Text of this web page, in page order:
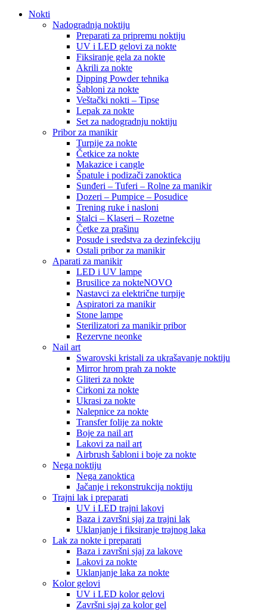
Nokti
Nadogradnja noktiju
Preparati za pripremu noktiju
UV i LED gelovi za nokte
Fiksiranje gela za nokte
Akrili za nokte
Dipping Powder tehnika
Šabloni za nokte
Veštački nokti – Tipse
Lepak za nokte
Set za nadogradnju noktiju
Pribor za manikir
Turpije za nokte
Četkice za nokte
Makazice i cangle
Špatule i podizači zanoktica
Sunđeri – Tuferi – Rolne za manikir
Dozeri – Pumpice – Posudice
Trening ruke i nasloni
Stalci – Klaseri – Rozetne
Četke za prašinu
Posude i sredstva za dezinfekciju
Ostali pribor za manikir
Aparati za manikir
LED i UV lampe
Brusilice za nokteNOVO
Nastavci za električne turpije
Aspiratori za manikir
Stone lampe
Sterilizatori za manikir pribor
Rezervne neonke
Nail art
Swarovski kristali za ukrašavanje noktiju
Mirror hrom prah za nokte
Gliteri za nokte
Cirkoni za nokte
Ukrasi za nokte
Nalepnice za nokte
Transfer folije za nokte
Boje za nail art
Lakovi za nail art
Airbrush šabloni i boje za nokte
Nega noktiju
Nega zanoktica
Jačanje i rekonstrukcija noktiju
Trajni lak i preparati
UV i LED trajni lakovi
Baza i završni sjaj za trajni lak
Uklanjanje i fiksiranje trajnog laka
Lak za nokte i preparati
Baza i završni sjaj za lakove
Lakovi za nokte
Uklanjanje laka za nokte
Kolor gelovi
UV i LED kolor gelovi
Završni sjaj za kolor gel